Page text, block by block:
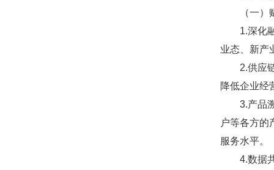
（一）赋
1.深化融
业态、新产
2.供应链
降低企业经
3.产品溯
户等各方的
服务水平。
4.数据共